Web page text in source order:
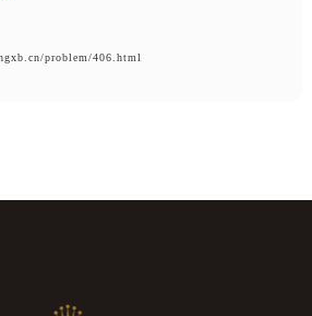
problem/406.html